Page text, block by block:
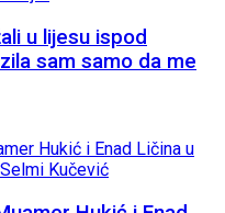
u lijesu ispod
sam samo da me